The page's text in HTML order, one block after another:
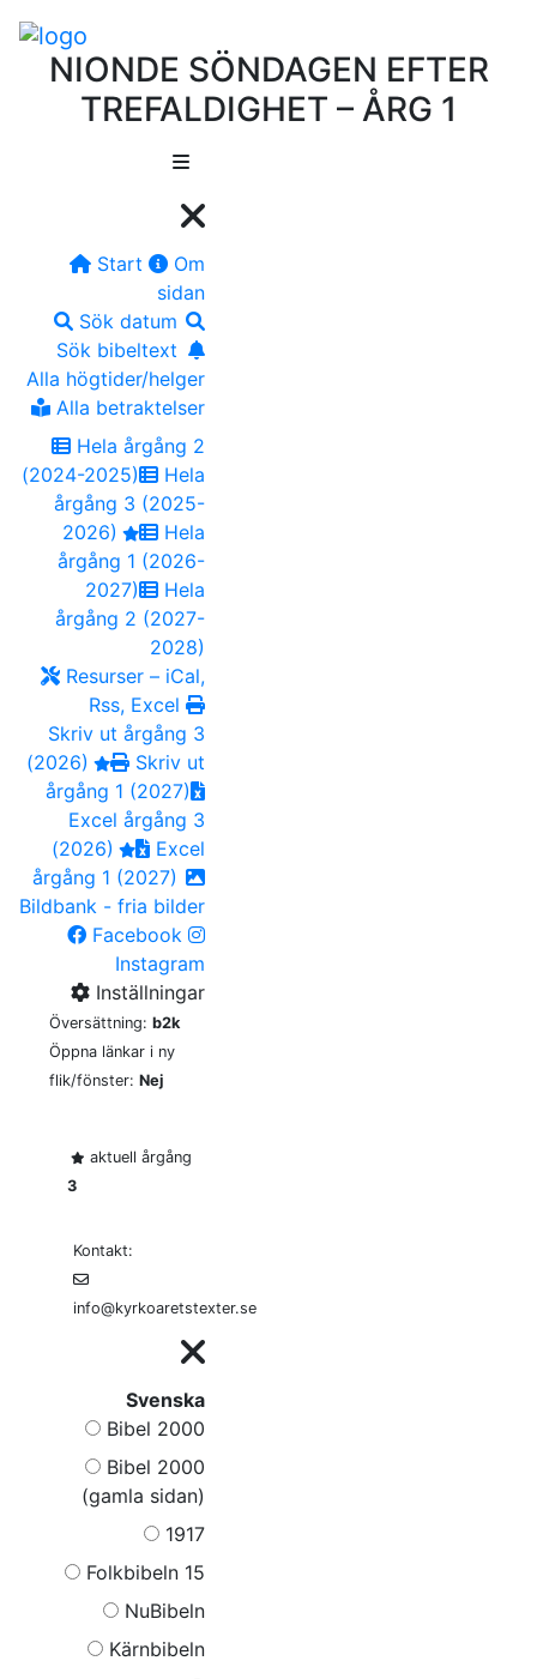
NIONDE SÖNDAGEN EFTER
TREFALDIGHET – ÅRG 1
Start
Om
sidan
Sök datum
Sök bibeltext
Alla högtider/helger
Alla betraktelser
Hela årgång 2
(2024-2025)
Hela
årgång 3 (2025-
2026)
Hela
årgång 1 (2026-
2027)
Hela
årgång 2 (2027-
2028)
Resurser – iCal,
Rss, Excel
Skriv ut årgång 3
(2026)
Skriv ut
årgång 1 (2027)
Excel årgång 3
(2026)
Excel
årgång 1 (2027)
Bildbank - fria bilder
Facebook
Instagram
Inställningar
Översättning: b2k
Öppna länkar i ny
flik/fönster: Nej
aktuell årgång
3
Kontakt:
info@kyrkoaretstexter.se
Svenska
Bibel 2000
Bibel 2000
(gamla sidan)
1917
Folkbibeln 15
NuBibeln
Kärnbibeln